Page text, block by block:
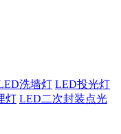
洗墙灯 LED投光灯
灯 LED二次封装点光